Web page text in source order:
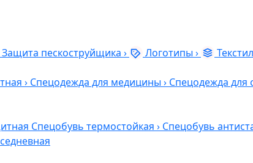
Защита пескоструйщика › Логотипы ›
› Спецодежда для медицины › Спецодежда для
Спецобувь термостойкая › Спецобувь